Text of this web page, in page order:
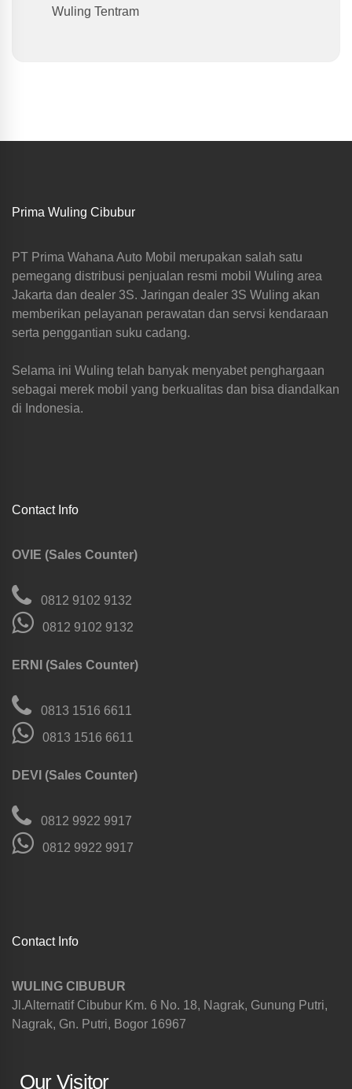
Wuling Tentram
Prima Wuling Cibubur
PT Prima Wahana Auto Mobil merupakan salah satu
pemegang distribusi penjualan resmi mobil Wuling area
Jakarta dan dealer 3S. Jaringan dealer 3S Wuling akan
memberikan pelayanan perawatan dan servsi kendaraan
serta penggantian suku cadang.
Selama ini Wuling telah banyak menyabet penghargaan
sebagai merek mobil yang berkualitas dan bisa diandalkan
di Indonesia.
Contact Info
OVIE (Sales Counter)
0812 9102 9132
0812 9102 9132
ERNI (Sales Counter)
0813 1516 6611
0813 1516 6611
DEVI (Sales Counter)
0812 9922 9917
0812 9922 9917
Contact Info
WULING CIBUBUR
Jl.Alternatif Cibubur Km. 6 No. 18, Nagrak, Gunung Putri,
Nagrak, Gn. Putri, Bogor 16967
Our Visitor